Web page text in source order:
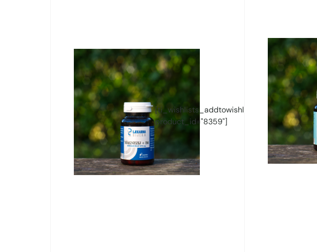
[ti_wishlists_addtowishlist
product_id="8359"]